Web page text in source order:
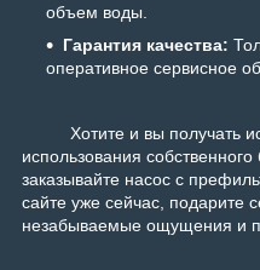
объем воды.
Гарантия качества:
оперативное сервисное
Хотите и вы получать
использования собственного
заказывайте насос с
сайте уже сейчас, подарите
незабываемые ощущения и